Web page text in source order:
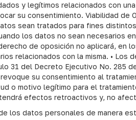
y legítimos relacionados con
su consentimiento. Viabilidad
sean tratados para fines
los datos no sean necesarios
de oposición no aplicará, en
relacionados con la misma. • Los
31 del Decreto Ejecutivo No. 285
su consentimiento al
o motivo legítimo para el
efectos retroactivos y, no
los datos personales de manera